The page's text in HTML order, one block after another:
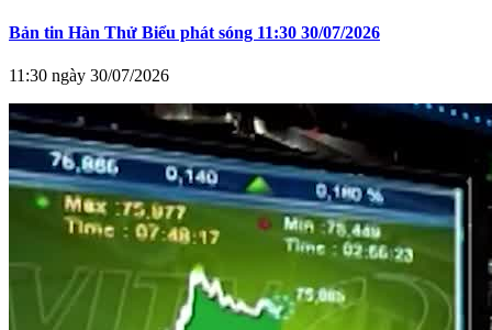
Bản tin Hàn Thử Biểu phát sóng 11:30 30/07/2026
11:30 ngày 30/07/2026